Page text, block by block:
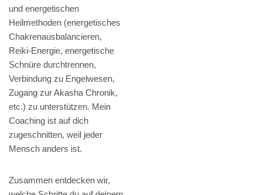
und energetischen
Heilmethoden (energetisches
Chakrenausbalancieren,
Reiki-Energie, energetische
Schnüre durchtrennen,
Verbindung zu Engelwesen,
Zugang zur Akasha Chronik,
etc.) zu unterstützen. Mein
Coaching ist auf dich
zugeschnitten, weil jeder
Mensch anders ist.
Zusammen entdecken wir,